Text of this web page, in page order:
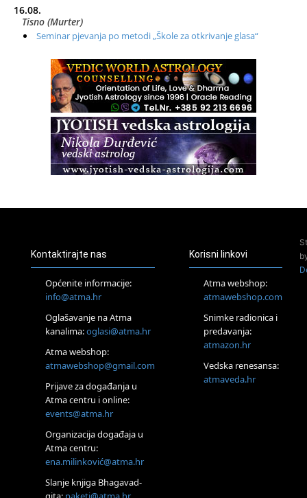
16.08.
Tisno (Murter)
Seminar pjevanja po metodi „Škole za otkrivanje glasa“
Radionica: Pomagači iz drugih dimenzija Online – otvoreno za
Zagreb+Online
Osnovni ThetaHealing® tečaj, Zagreb i Online
Access BARS®, otpusti stres
Pjesma srca / Zagreb
Tečaj Višeg Vodstva, razvijanja intuicije i Akaša zapisa
Online
Postanite Nositelj Vibracije Nove Zemlje
Visoko
Alemka Dauskardt – Jednodnevna radionica sistemskih
konstelacija
Zagreb
HOD PO ŽERAVICI – Seminar koji mijenja tijelo, duh i um
SoulFest – Festival glazbe, mudrosti i zajedništva
Zagreb
Access BARS® edukacija otpusti stres
Kontaktirajte nas
Općenite informacije:
info@atma.hr
Oglašavanje na Atma
kanalima:oglasi@atma.hr
Atma webshop:
atmawebshop@gmail.com
Prijave za događanja u
Atma centru i online:
events@atma.hr
Organizacija događaja u
Atma centru:
ena.milinković@atma.hr
Slanje knjiga Bhagavad-
Korisni linkovi
Atma webshop:
atmawebshop.com
Snimke radionica i
predavanja:
atmazon.hr
Vedska renesansa:
atmaveda.hr